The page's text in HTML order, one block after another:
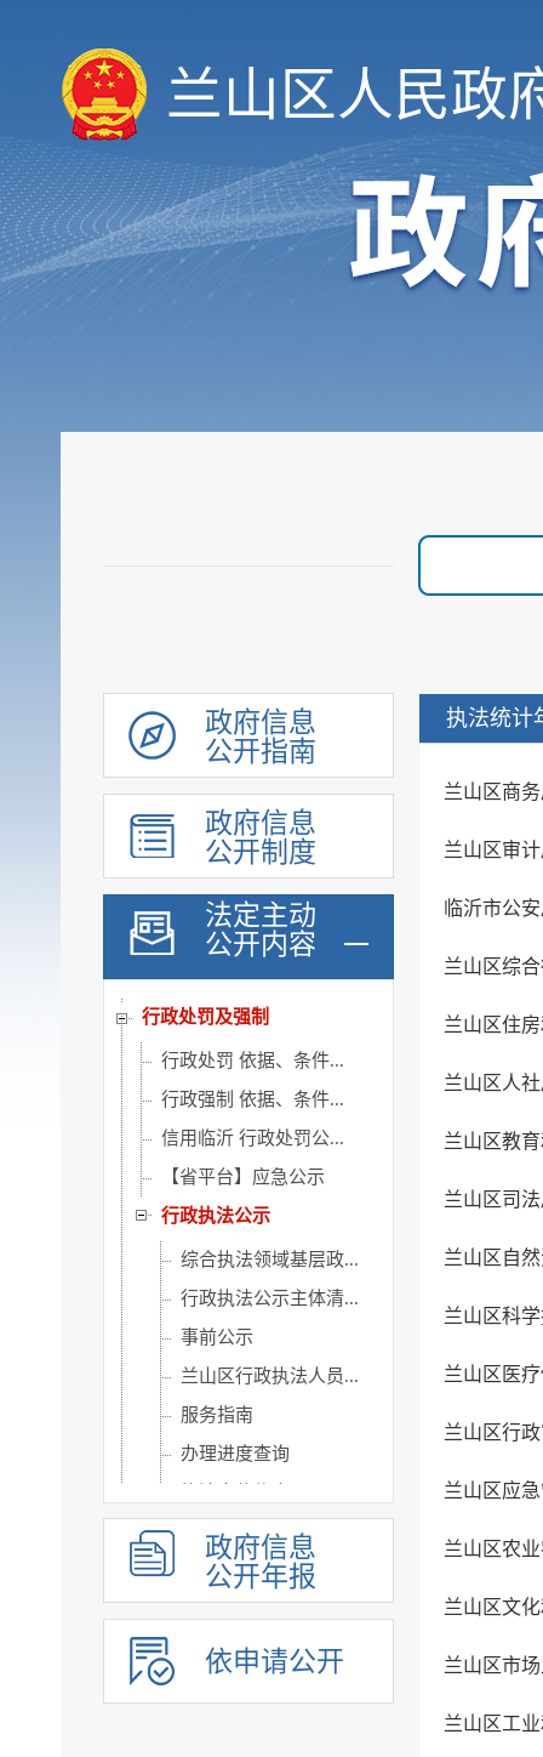
兰山区人民政
政府信息
公开指南
政府信息
公开制度
法定主动
公开内容
扩大有效投资
政府工作报告
重大决策预公开
审计和后评估
建议提案办理公示平台
会议信息
统计信息
行政许可和其他对外管理...
行政处罚及强制
行政处罚 依据、条件...
行政强制 依据、条件...
信用临沂 行政处罚公...
【省平台】应急公示
行政执法公示
综合执法领域基层政...
行政执法公示主体清...
事前公示
兰山区行政执法人员...
服务指南
办理进度查询
执法结果
反不正当竞争执法信...
执法统计年报
财政信息
政府采购
政府信息
公开年报
依申请公开
执法统计
兰山区商
兰山区审
临沂市公
兰山区综
兰山区住
兰山区人
兰山区教
兰山区司
兰山区自
兰山区科
兰山区医
兰山区行
兰山区应
兰山区农
兰山区文
兰山区市
兰山区工